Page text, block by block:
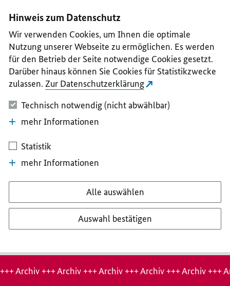
II
III
IV
V
Hinweis zum Datenschutz
Wir verwenden Cookies, um Ihnen die optimale
Nutzung unserer Webseite zu ermöglichen. Es werden
für den Betrieb der Seite notwendige Cookies gesetzt.
Darüber hinaus können Sie Cookies für Statistikzwecke
zulassen. Zur Datenschutzerklärung
Technisch notwendig (nicht abwählbar)
mehr Informationen
Statistik
mehr Informationen
Alle auswählen
Auswahl bestätigen
Hinweis:
Archiv-
Seite
+++ Archiv +++ Archiv +++ Archiv +++ Archiv +++ Archiv +++